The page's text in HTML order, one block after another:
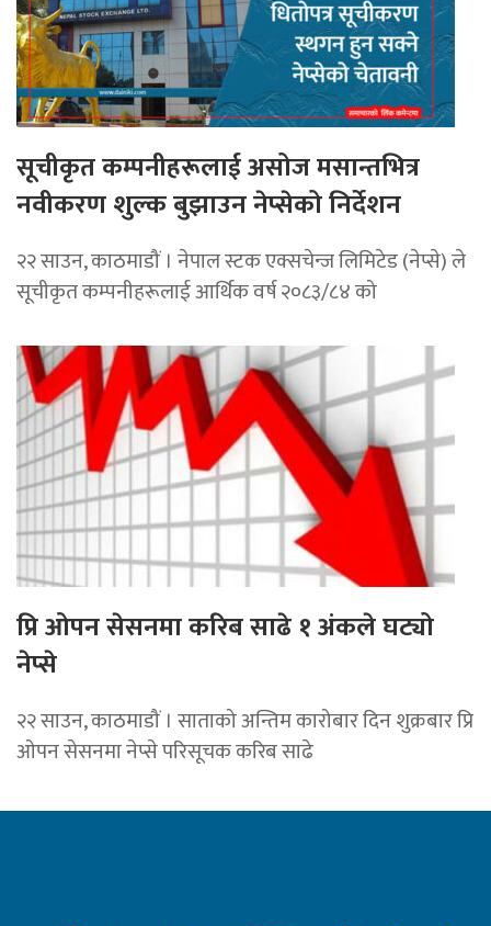
सूचीकृत कम्पनीहरूलाई असोज मसान्तभित्र
नवीकरण शुल्क बुझाउन नेप्सेको निर्देशन
२२ साउन, काठमाडौं । नेपाल स्टक एक्सचेन्ज लिमिटेड (नेप्से) ले
सूचीकृत कम्पनीहरूलाई आर्थिक वर्ष २०८३/८४ को
प्रि ओपन सेसनमा करिब साढे १ अंकले घट्यो
नेप्से
२२ साउन, काठमाडौं । साताको अन्तिम कारोबार दिन शुक्रबार प्रि
ओपन सेसनमा नेप्से परिसूचक करिब साढे